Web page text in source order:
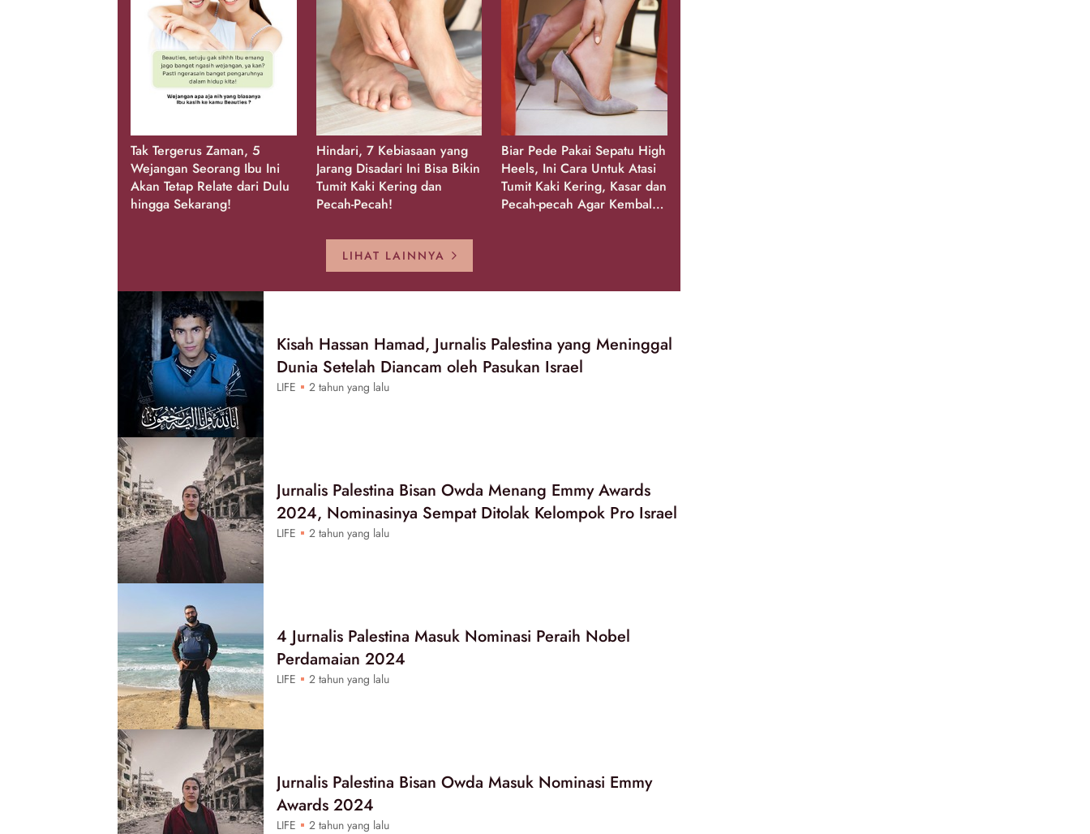
Tak Tergerus Zaman, 5
Wejangan Seorang Ibu Ini
Akan Tetap Relate dari Dulu
hingga Sekarang!
Hindari, 7 Kebiasaan yang
Jarang Disadari Ini Bisa Bikin
Tumit Kaki Kering dan
Pecah-Pecah!
Biar Pede Pakai Sepatu High
Heels, Ini Cara Untuk Atasi
Tumit Kaki Kering, Kasar dan
Pecah-pecah Agar Kembali
LIHAT LAINNYA
Kisah Hassan Hamad, Jurnalis Palestina yang Meninggal
Dunia Setelah Diancam oleh Pasukan Israel
LIFE 2 tahun yang lalu
Jurnalis Palestina Bisan Owda Menang Emmy Awards
2024, Nominasinya Sempat Ditolak Kelompok Pro Israel
LIFE 2 tahun yang lalu
4 Jurnalis Palestina Masuk Nominasi Peraih Nobel
Perdamaian 2024
LIFE 2 tahun yang lalu
Jurnalis Palestina Bisan Owda Masuk Nominasi Emmy
Awards 2024
LIFE 2 tahun yang lalu